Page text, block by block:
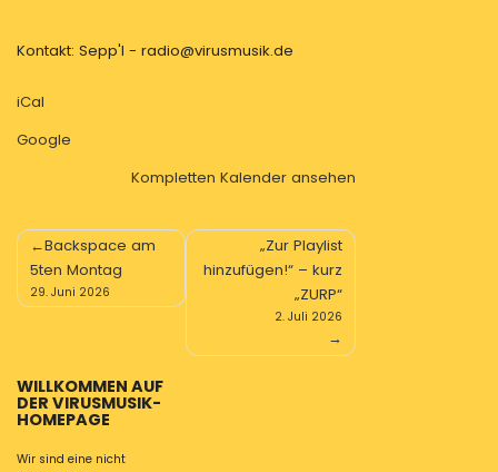
Kontakt: Sepp'l - radio@virusmusik.de
iCal
Google
Kompletten Kalender ansehen
Beitragsnavigation
Backspace am
5ten Montag
29. Juni 2026
„Zur Playlist
hinzufügen!“ – kurz
„ZURP“
2. Juli 2026
WILLKOMMEN AUF
DER VIRUSMUSIK-
HOMEPAGE
Wir sind eine nicht